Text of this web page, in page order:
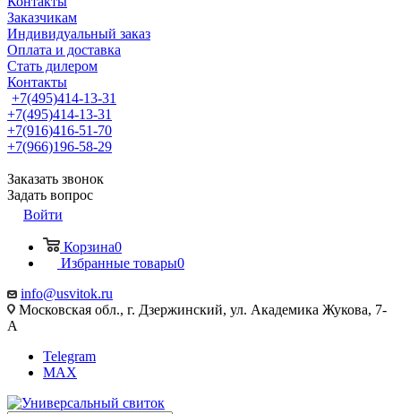
Заказчикам
Индивидуальный заказ
Оплата и доставка
Стать дилером
Контакты
+7(495)414-13-31
+7(495)414-13-31
+7(916)416-51-70
+7(966)196-58-29
Заказать звонок
Задать вопрос
Войти
Корзина0
Избранные товары0
info@usvitok.ru
Московская обл., г. Дзержинский, ул. Академика Жукова, 7-
А
Telegram
MAX